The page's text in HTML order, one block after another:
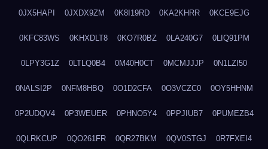
0JX5HAPI 0JXDX9ZM 0K8I19RD 0KA2KHRR 0KCE9EJG
0KFC83WS 0KHXDLT8 0KO7R0BZ 0LA240G7 0LIQ91PM
0LPY3G1Z 0LTLQ0B4 0M40H0CT 0MCMJJJP 0N1LZI50
0NALSI2P 0NFM8HBQ 0O1D2CFA 0O3VCZC0 0OY5HHNM
0P2UDQV4 0P3WEUER 0PHNO5Y4 0PPJIUB7 0PUMEZB4
0QLRKCUP 0QO261FR 0QR27BKM 0QV0STGJ 0R7FXEI4